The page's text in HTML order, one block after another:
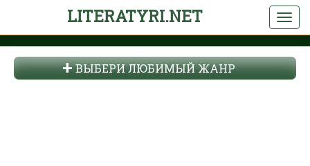
LITERATYRI.NET
ВЫБЕРИ ЛЮБИМЫЙ ЖАНР